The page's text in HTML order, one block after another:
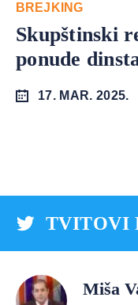
BREJKING
Skupštinski
ponude
17. MAR. 2025.
TVITOVI
Miša